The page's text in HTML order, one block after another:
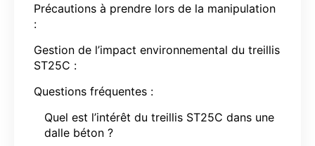
Précautions à prendre lors de la manipulation
:
Gestion de l’impact environnemental du treillis
ST25C :
Questions fréquentes :
Quel est l’intérêt du treillis ST25C dans une
dalle béton ?